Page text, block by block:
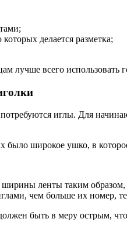
делается разметка;
лучше всего использовать
потребуются иглы. Для
широкое ушко, в
ленты таким
чем больше их номер,
быть в меру острым,